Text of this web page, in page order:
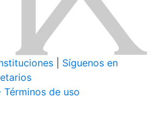
Síguenos en
Términos de uso